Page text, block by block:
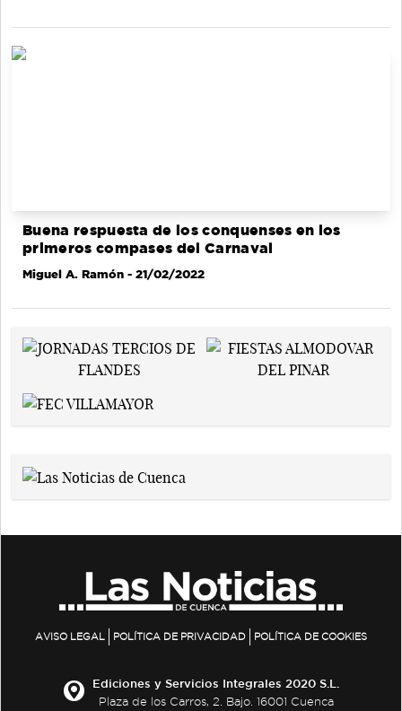
Buena respuesta de los conquenses en los
primeros compases del Carnaval
Miguel A. Ramón - 21/02/2022
AVISO LEGAL POLÍTICA DE PRIVACIDAD POLÍTICA DE COOKIES
Ediciones y Servicios Integrales 2020 S.L.
Plaza de los Carros, 2. Bajo. 16001 Cuenca